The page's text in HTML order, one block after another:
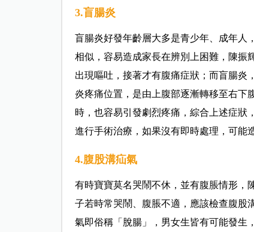
3.盲腸炎
盲腸炎好發年齡層大多是青少年、成年人
相似，容易造成家長在辨別上困難，陳
出現嘔吐，接著才有腹痛症狀；而盲腸炎
炎疼痛位置，是由上腹部逐漸轉移至右下
時，也容易引發劇烈疼痛，綜合上述症狀
進行手術治療，如果沒有即時處理，可能
4.腹股溝疝氣
有時寶寶莫名哭鬧不休，並有腹脹情形，
子若時常哭鬧、腹脹不適，應該檢查腹股
氣即俗稱「脫腸」，男女生皆有可能發生